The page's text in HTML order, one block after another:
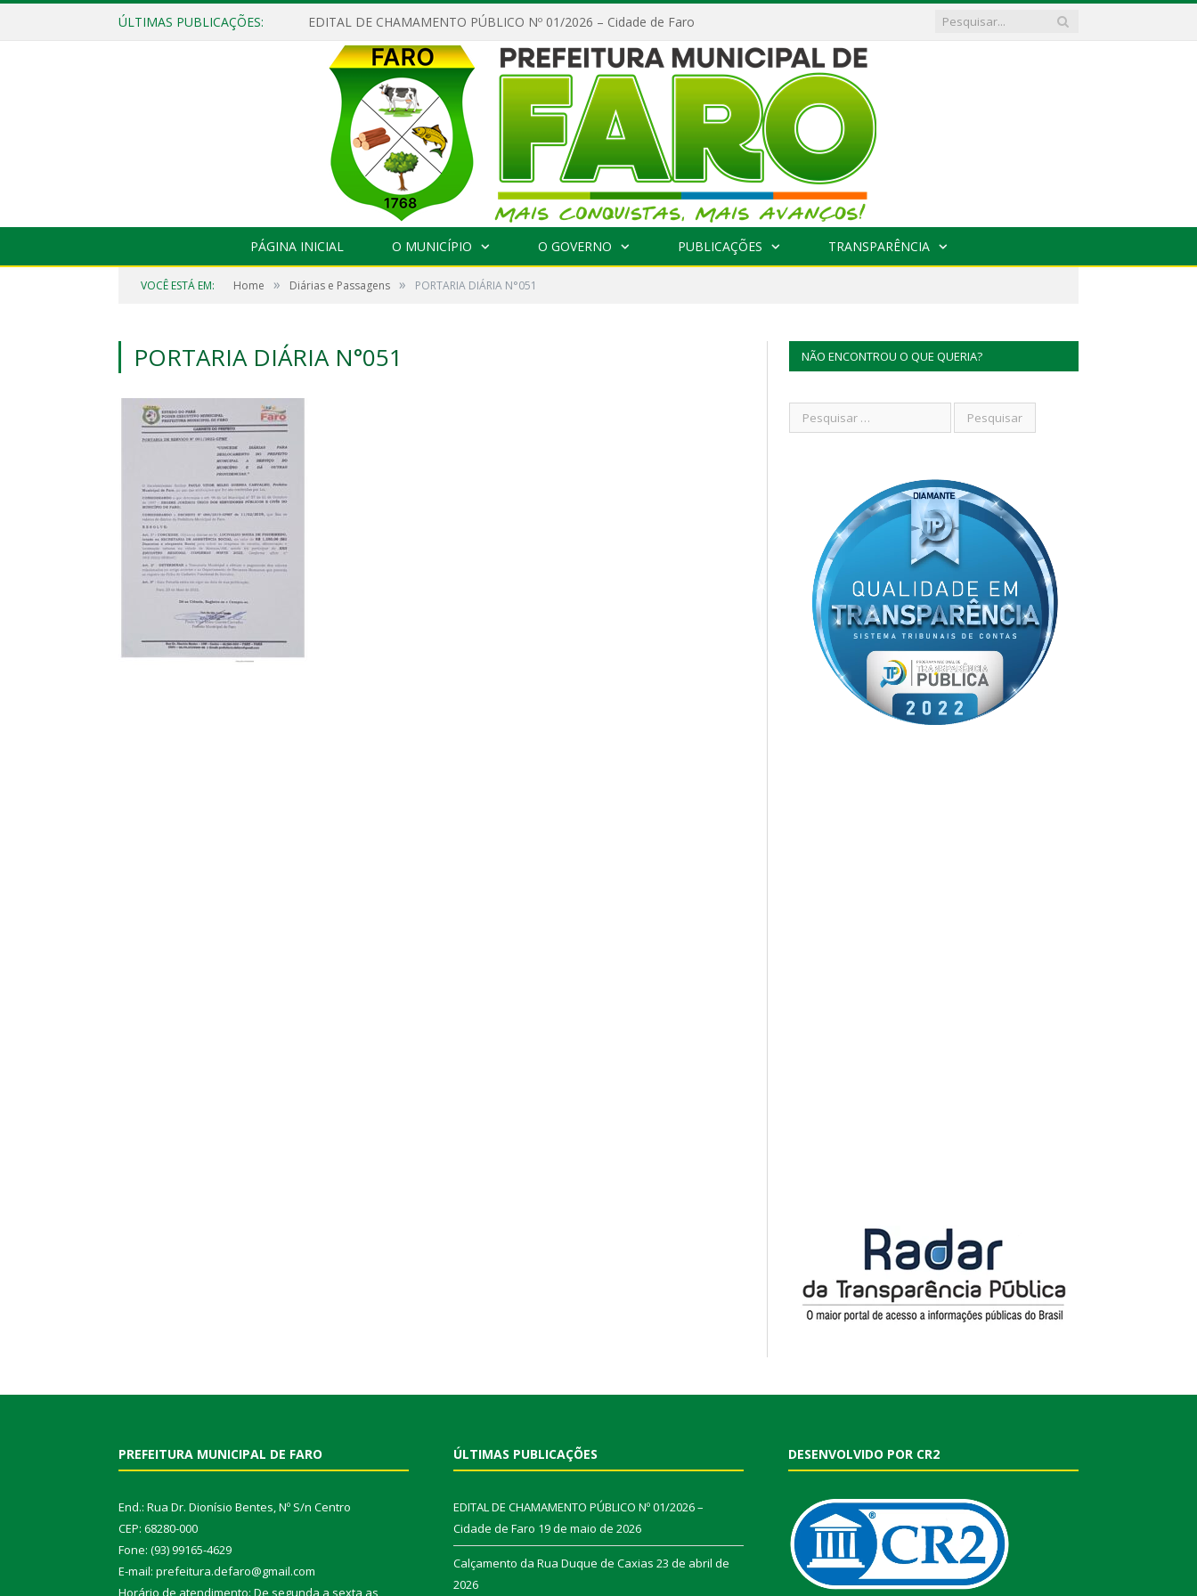
ÚLTIMAS PUBLICAÇÕES: EDITAL DE CHAMAMENTO PÚBLICO Nº 01/2026 – Cidade de Faro
PÁGINA INICIAL O MUNICÍPIO O GOVERNO PUBLICAÇÕES TRANSPARÊNCIA
VOCÊ ESTÁ EM: Home » Diárias e Passagens » PORTARIA DIÁRIA N°051
PORTARIA DIÁRIA N°051 NÃO ENCONTROU O QUE QUERIA?
PREFEITURA MUNICIPAL DE FARO
End.: Rua Dr. Dionísio Bentes, Nº S/n Centro
CEP: 68280-000
Fone: (93) 99165-4629
E-mail: prefeitura.defaro@gmail.com
Horário de atendimento: De segunda a sexta as
ÚLTIMAS PUBLICAÇÕES
EDITAL DE CHAMAMENTO PÚBLICO Nº 01/2026 –
Cidade de Faro 19 de maio de 2026
Calçamento da Rua Duque de Caxias 23 de abril de
2026
DESENVOLVIDO POR CR2